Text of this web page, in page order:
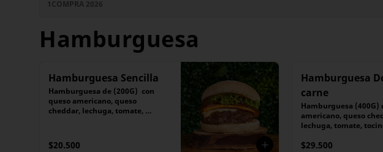
1COMPRA 2026
Hamburguesa
Hamburguesa Sencilla
Hamburguesa de (200G)  con
queso americano, queso
cheddar, lechuga, tomate,
$20.500
Hamburguesa
carne
Hamburguesa (400G)
americano, queso
lechuga, tomate,
$29.500